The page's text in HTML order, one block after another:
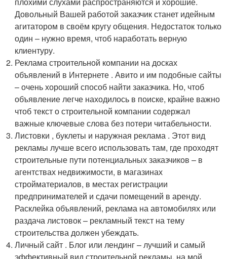
Довольный Вашей работой заказчик станет идейным
агитатором в своём кругу общения. Недостаток только
один – нужно время, чтоб наработать верную
клиентуру.
Реклама строительной компании на досках
объявлений в Интернете . Авито и им подобные сайты
– очень хороший способ найти заказчика. Но, чтоб
объявление легче находилось в поиске, крайне важно
чтоб текст о строительной компании содержал
важные ключевые слова без потери читабельности.
Листовки , буклеты и наружная реклама . Этот вид
рекламы лучше всего использовать там, где проходят
строительные пути потенциальных заказчиков – в
агентствах недвижимости, в магазинах
стройматериалов, в местах регистрации
предпринимателей и сдачи помещений в аренду.
Расклейка объявлений, реклама на автомобилях или
раздача листовок – рекламный текст на тему
строительства должен убеждать.
Личный сайт . Блог или лендинг – лучший и самый